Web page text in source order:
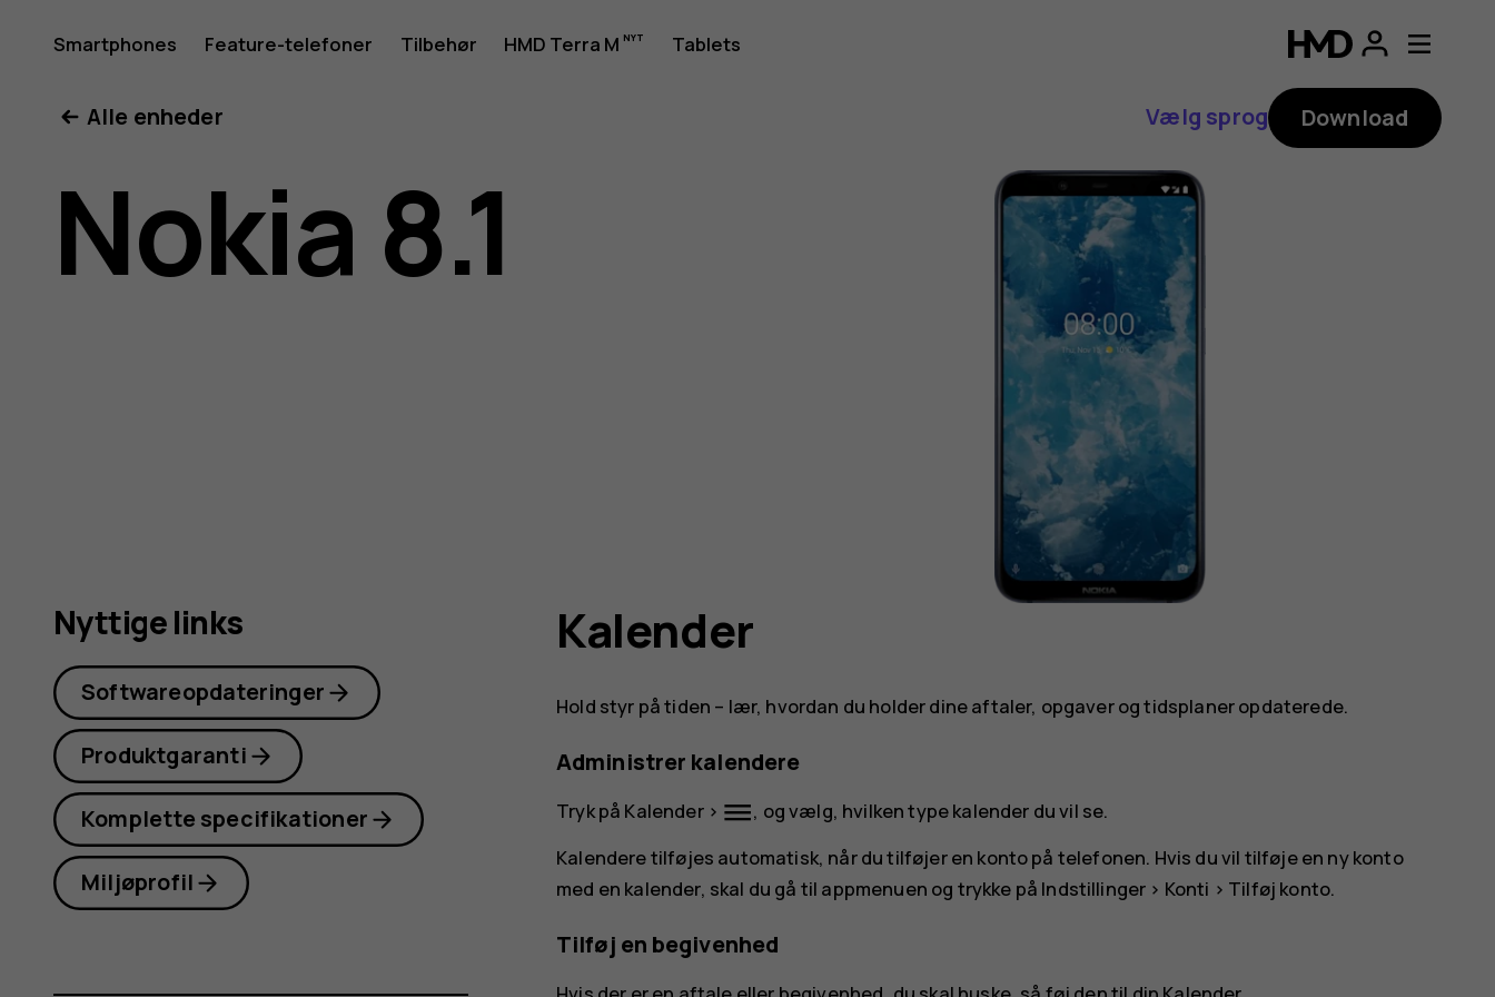
Brugervejledning
til
Nokia
Smartphones Feature-telefoner Tilbehør HMD Terra M Tablets
Alle enheder
Vælg sprog Download
Nokia 8.1
Kalender
Hold styr på tiden – lær, hvordan du holder dine aftaler, opgaver og tidsplaner opdaterede.
Administrer kalendere
Tryk på Kalender> dehaze, og vælg, hvilken type kalender du vil se.
Kalendere tilføjes automatisk, når du tilføjer en konto på telefonen. Hvis du vil tilføje en ny konto
med en kalender, skal du gå til appmenuen og trykke på Indstillinger > Konti > Tilføj konto.
Tilføj en begivenhed
Nyttige links
Softwareopdateringer
Produktgaranti
Komplette specifikationer
Miljøprofil